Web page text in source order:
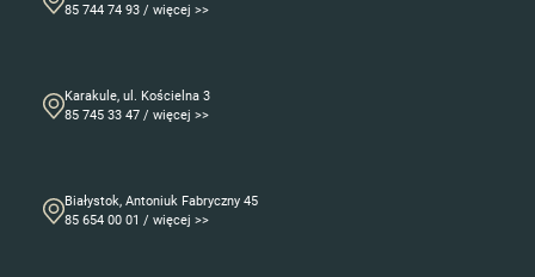
85 744 74 93 / więcej >>
Karakule, ul. Kościelna 3
85 745 33 47 / więcej >>
Białystok, Antoniuk Fabryczny 45
85 654 00 01 / więcej >>